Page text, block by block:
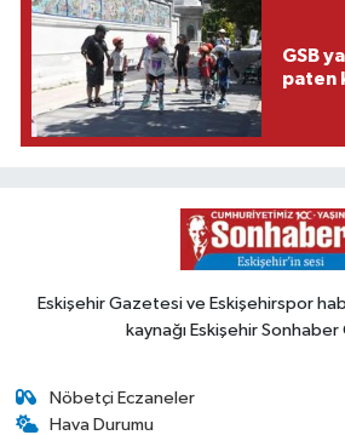
GSB
paten
Eskişehir Gazetesi ve Eskişehirspor
kaynağı Eskişehir
Nöbetçi Eczaneler
Hava Durumu